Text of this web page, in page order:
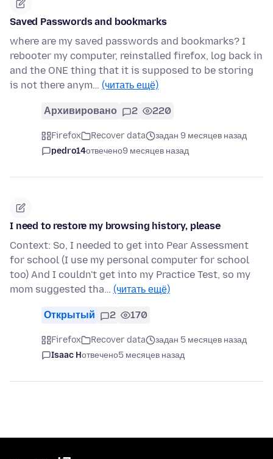
Saved Passwords and bookmarks
where are my saved passwords and bookmarks? I
rebooter my computer, reinstalled firefox, log back in
and the ONE thing that it is supposed to be storing
is not there anym… (читать ещё)
Архивировано 2 220
Firefox Recover data
задан 9 месяцев назад
pedro14отвечено9 месяцев назад
I need to restore my browsing history, please
Context: So, I needed to get into Pear Assessment
for school (I use my personal computer for school
too) And I couldn't get into my Practice Test, so my
mom suggested tha… (читать ещё)
Открытый 2 170
Firefox Recover data
задан 5 месяцев назад
Isaac Hотвечено5 месяцев назад